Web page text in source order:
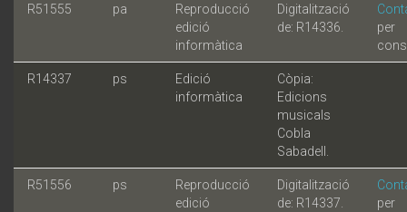
R51555 pa
Reproducció
edició
informàtica
Digitalització
de: R14336.
per
R14337 ps
Edició
informàtica
Còpia:
Edicions
musicals
Cobla
Sabadell.
R51556 ps
Reproducció
edició
Digitalització
de: R14337.
per